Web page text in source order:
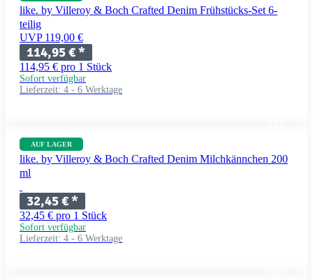
like. by Villeroy & Boch Crafted Denim Frühstücks-Set 6-
teilig
UVP 119,00 €
114,95 €*
114,95 € pro 1 Stück
Sofort verfügbar
Lieferzeit: 4 - 6 Werktage
AUF LAGER
like. by Villeroy & Boch Crafted Denim Milchkännchen 200
ml
32,45 €*
32,45 € pro 1 Stück
Sofort verfügbar
Lieferzeit: 4 - 6 Werktage